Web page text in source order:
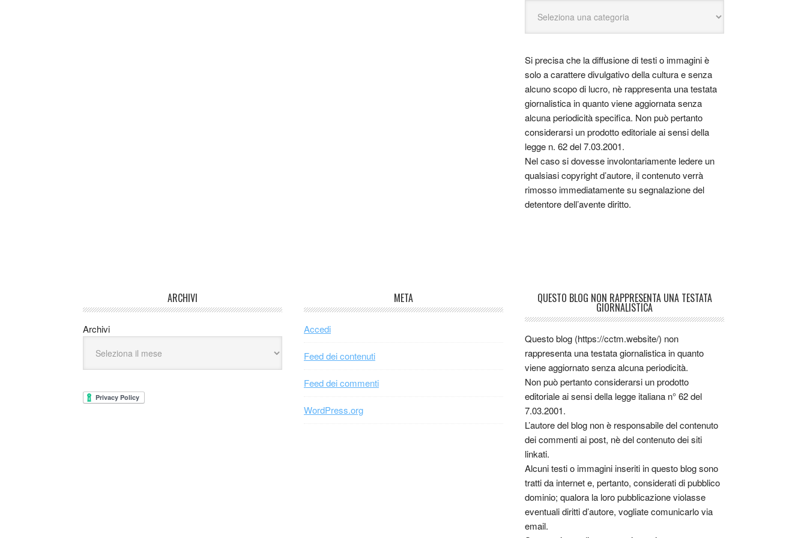
Si precisa che la diffusione di testi o immagini è
solo a carattere divulgativo della cultura e senza
alcuno scopo di lucro, nè rappresenta una testata
giornalistica in quanto viene aggiornata senza
alcuna periodicità specifica. Non può pertanto
considerarsi un prodotto editoriale ai sensi della
legge n. 62 del 7.03.2001.
Nel caso si dovesse involontariamente ledere un
qualsiasi copyright d’autore, il contenuto verrà
rimosso immediatamente su segnalazione del
detentore dell’avente diritto.
ARCHIVI
Archivi
META
Accedi
Feed dei contenuti
Feed dei commenti
WordPress.org
QUESTO BLOG NON RAPPRESENTA UNA TESTATA
GIORNALISTICA
Questo blog (https://cctm.website/) non
rappresenta una testata giornalistica in quanto
viene aggiornato senza alcuna periodicità.
Non può pertanto considerarsi un prodotto
editoriale ai sensi della legge italiana n° 62 del
7.03.2001.
L’autore del blog non è responsabile del contenuto
dei commenti ai post, nè del contenuto dei siti
linkati.
Alcuni testi o immagini inseriti in questo blog sono
tratti da internet e, pertanto, considerati di pubblico
dominio; qualora la loro pubblicazione violasse
eventuali diritti d’autore, vogliate comunicarlo via
email.